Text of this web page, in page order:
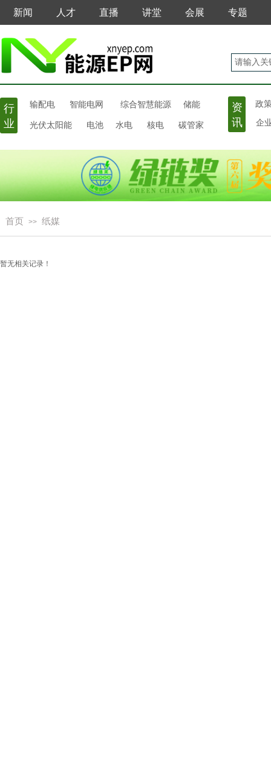
新闻 人才 直播 讲堂 会展 专题
政
光伏太阳能 电池 水电 核电 碳管家
输配电 智能电网 综合智慧能源 储能
资
讯
行
业
企
首页 >> 纸媒
暂无相关记录！